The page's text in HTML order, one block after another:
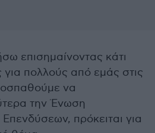
επισημαίνοντας κάτι
πολλούς από εμάς στις
να
την Ένωση
πρόκειται για